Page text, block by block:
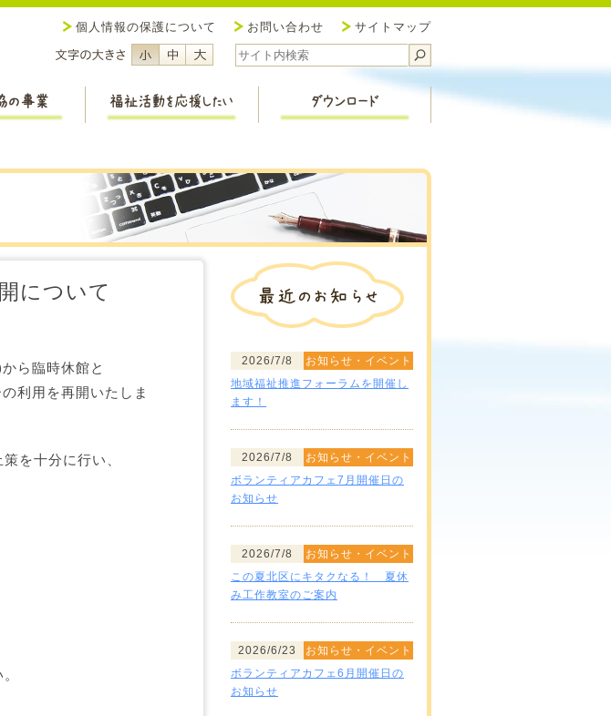
祉法人 新潟市社会福祉協議会 新潟市北区社会福祉協議会
サイトマップ
お問い合わせ
個人情報の保護について
フォントサイズ小
フォントサイズ中
フォントサイズ大
北区社協の事業 福祉活動を応援したい
について
ら臨時休館と
利用を再開いたしま
を十分に行い、
2026/7/8
お知らせ・イベント
地域福祉推進フォーラムを開催し
ます！
2026/7/8
お知らせ・イベント
ボランティアカフェ7月開催日の
お知らせ
2026/7/8
お知らせ・イベント
この夏北区にキタクなる！ 夏休
み工作教室のご案内
2026/6/23
お知らせ・イベント
ボランティアカフェ6月開催日の
お知らせ